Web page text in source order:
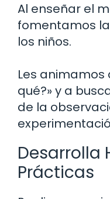
Al enseñar el
fomentamos
los niños.
Les
qué?» y a
de la
Desarrolla
Prácticas